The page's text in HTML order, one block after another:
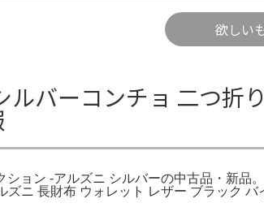
欲しい
ーコンチョ 二つ折り
ョン -アルズニ シルバーの中古品・新品。
ニ 長財布 ウォレット レザー ブラック バ